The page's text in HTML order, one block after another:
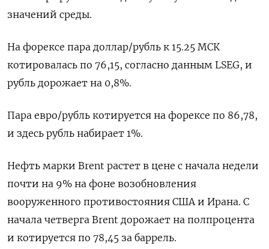
значений среды.
На форексе пара доллар/рубль к 15.25 МСК ​
котировалась по 76,15, согласно данным LSEG, и ​
рубль дорожает на 0,8%.
Пара евро/рубль ​котируется на ⁠форексе по 86,78,
и здесь рубль набирает 1%.
Нефть марки Brent растет в цене ‌с начала недели
почти на 9% на фоне ‌возобновления
вооруженного противостояния США и Ирана. С
начала четверга Brent дорожает на полпроцента
и котируется по 78,45 за баррель.